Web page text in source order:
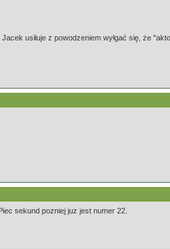
usiłuje z powodzeniem wyłgać się, że
sekund pozniej juz jest numer 22.